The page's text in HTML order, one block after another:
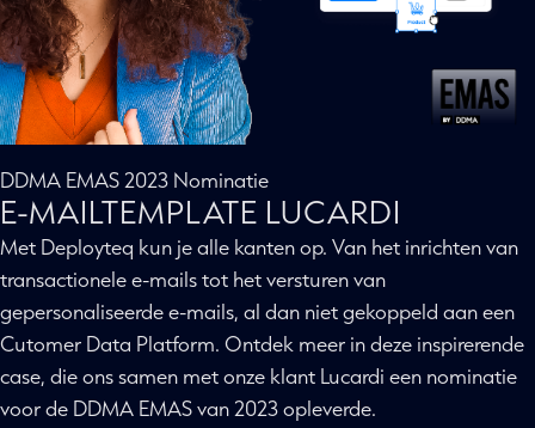
DDMA EMAS 2023 Nominatie
E-MAILTEMPLATE LUCARDI
Met Deployteq kun je alle kanten op. Van het inrichten van
transactionele e-mails tot het versturen van
gepersonaliseerde e-mails, al dan niet gekoppeld aan een
Cutomer Data Platform. Ontdek meer in deze inspirerende
case, die ons samen met onze klant Lucardi een nominatie
voor de DDMA EMAS van 2023 opleverde.